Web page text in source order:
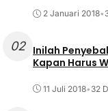
2 Januari 2018•
02
Inilah
Kapan Harus
11 Juli 2018• 32